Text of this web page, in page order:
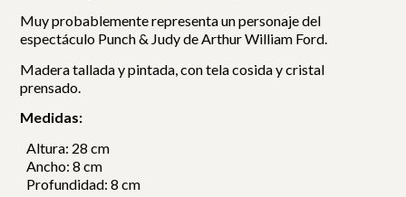
Muy probablemente representa un personaje del
espectáculo Punch & Judy de Arthur William Ford.
Madera tallada y pintada, con tela cosida y cristal
prensado.
Medidas:
Altura: 28 cm
Ancho: 8 cm
Profundidad: 8 cm